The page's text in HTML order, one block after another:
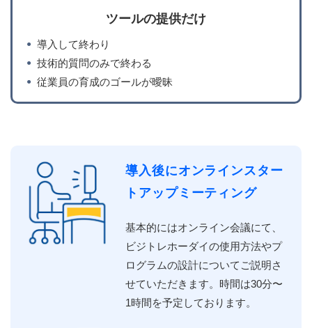
ツールの提供だけ
導入して終わり
技術的質問のみで終わる
従業員の育成のゴールが曖昧
導⼊後にオンラインスター
トアップミーティング
基本的にはオンライン会議にて、
ビジトレホーダイの使⽤⽅法やプ
ログラムの設計についてご説明さ
せていただきます。時間は30分〜
1時間を予定しております。